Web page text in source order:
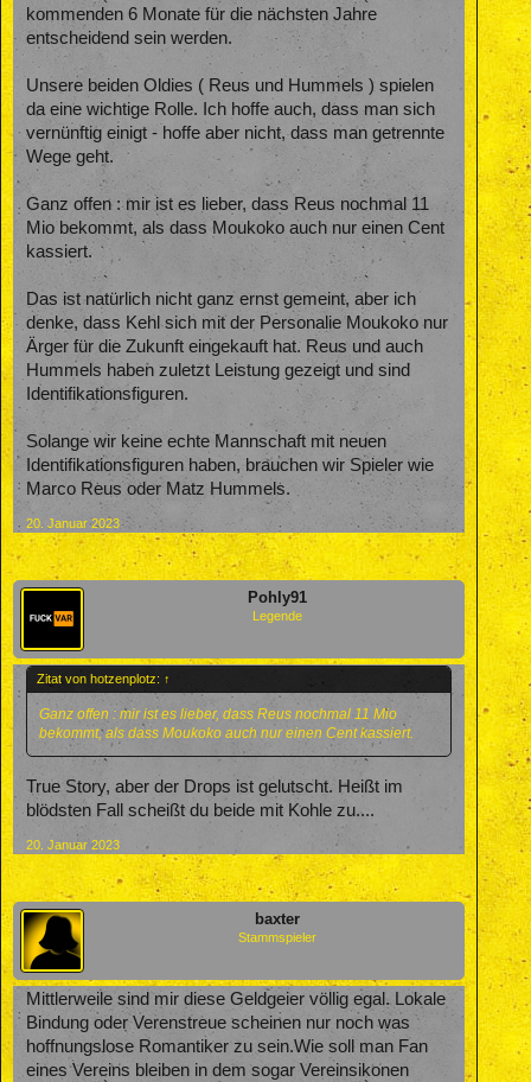
kommenden 6 Monate für die nächsten Jahre
entscheidend sein werden.
Unsere beiden Oldies ( Reus und Hummels ) spielen
da eine wichtige Rolle. Ich hoffe auch, dass man sich
vernünftig einigt - hoffe aber nicht, dass man getrennte
Wege geht.
Ganz offen : mir ist es lieber, dass Reus nochmal 11
Mio bekommt, als dass Moukoko auch nur einen Cent
kassiert.
Das ist natürlich nicht ganz ernst gemeint, aber ich
denke, dass Kehl sich mit der Personalie Moukoko nur
Ärger für die Zukunft eingekauft hat. Reus und auch
Hummels haben zuletzt Leistung gezeigt und sind
Identifikationsfiguren.
Solange wir keine echte Mannschaft mit neuen
Identifikationsfiguren haben, brauchen wir Spieler wie
Marco Reus oder Matz Hummels.
20. Januar 2023
Pohly91
Legende
Zitat von hotzenplotz: ↑
Ganz offen : mir ist es lieber, dass Reus nochmal 11 Mio
bekommt, als dass Moukoko auch nur einen Cent kassiert.
True Story, aber der Drops ist gelutscht. Heißt im
blödsten Fall scheißt du beide mit Kohle zu....
20. Januar 2023
baxter
Stammspieler
Mittlerweile sind mir diese Geldgeier völlig egal. Lokale
Bindung oder Verenstreue scheinen nur noch was
hoffnungslose Romantiker zu sein.Wie soll man Fan
eines Vereins bleiben in dem sogar Vereinsikonen